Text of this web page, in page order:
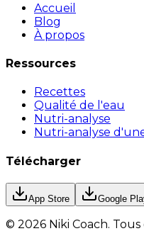
Accueil
Blog
À propos
Ressources
Recettes
Qualité de l'eau
Nutri-analyse
Nutri-analyse
Télécharger
App Store Google
© 2026 Niki Coach. Tous